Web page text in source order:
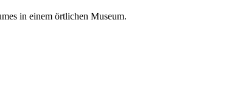
in einem örtlichen Museum.